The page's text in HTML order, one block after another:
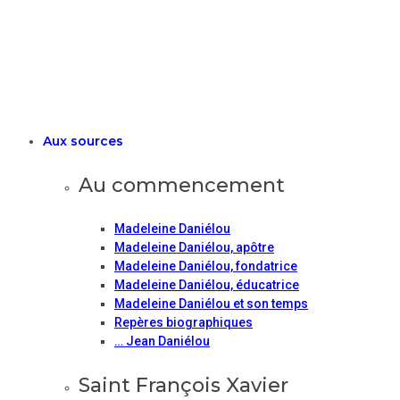
Aux sources
Au commencement
Madeleine Daniélou
Madeleine Daniélou, apôtre
Madeleine Daniélou, fondatrice
Madeleine Daniélou, éducatrice
Madeleine Daniélou et son temps
Repères biographiques
… Jean Daniélou
Saint François Xavier